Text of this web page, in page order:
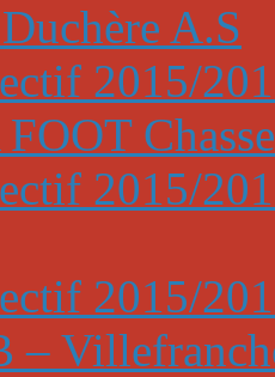
A.S
2015/
2015/
2015/
–